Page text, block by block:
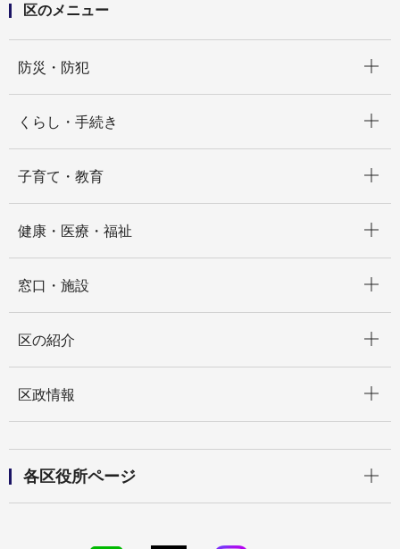
区のメニュー
防災・防犯
くらし・手続き
子育て・教育
健康・医療・福祉
窓口・施設
区の紹介
区政情報
各区役所ページ